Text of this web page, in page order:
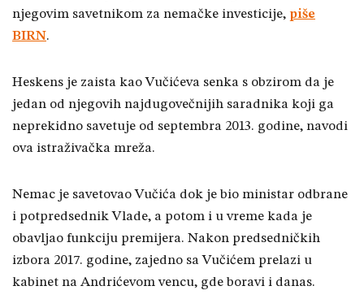
njegovim savetnikom za nemačke investicije, piše
BIRN.
Heskens je zaista kao Vučićeva senka s obzirom da je
jedan od njegovih najdugovečnijih saradnika koji ga
neprekidno savetuje od septembra 2013. godine, navodi
ova istraživačka mreža.
Nemac je savetovao Vučića dok je bio ministar odbrane
i potpredsednik Vlade, a potom i u vreme kada je
obavljao funkciju premijera. Nakon predsedničkih
izbora 2017. godine, zajedno sa Vučićem prelazi u
kabinet na Andrićevom vencu, gde boravi i danas.